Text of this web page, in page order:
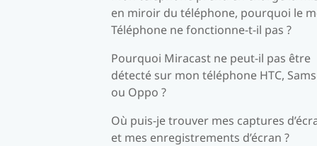
en miroir du téléphone, pourquoi le
Téléphone ne fonctionne-t-il pas ?
Pourquoi Miracast ne peut-il pas être
détecté sur mon téléphone HTC,
ou Oppo ?
Où puis-je trouver mes captures
et mes enregistrements d’écran ?